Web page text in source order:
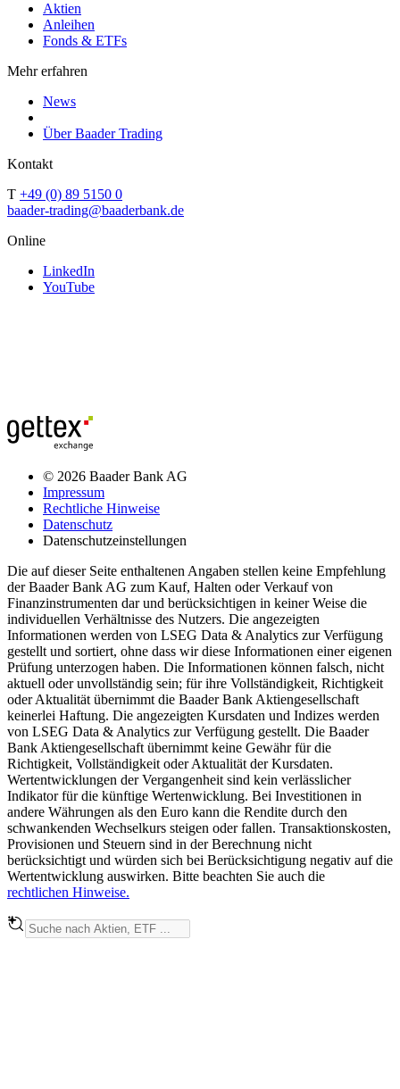
Aktien
Anleihen
Fonds & ETFs
Mehr erfahren
News
Über Baader Trading
Kontakt
T +49 (0) 89 5150 0
baader-trading@baaderbank.de
Online
LinkedIn
YouTube
© 2026 Baader Bank AG
Impressum
Rechtliche Hinweise
Datenschutz
Datenschutzeinstellungen
Die auf dieser Seite enthaltenen Angaben stellen keine Empfehlung
der Baader Bank AG zum Kauf, Halten oder Verkauf von
Finanzinstrumenten dar und berücksichtigen in keiner Weise die
individuellen Verhältnisse des Nutzers. Die angezeigten
Informationen werden von LSEG Data & Analytics zur Verfügung
gestellt und sortiert, ohne dass wir diese Informationen einer eigenen
Prüfung unterzogen haben. Die Informationen können falsch, nicht
aktuell oder unvollständig sein; für ihre Vollständigkeit, Richtigkeit
oder Aktualität übernimmt die Baader Bank Aktiengesellschaft
keinerlei Haftung. Die angezeigten Kursdaten und Indizes werden
von LSEG Data & Analytics zur Verfügung gestellt. Die Baader
Bank Aktiengesellschaft übernimmt keine Gewähr für die
Richtigkeit, Vollständigkeit oder Aktualität der Kursdaten.
Wertentwicklungen der Vergangenheit sind kein verlässlicher
Indikator für die künftige Wertenwicklung. Bei Investitionen in
andere Währungen als den Euro kann die Rendite durch den
schwankenden Wechselkurs steigen oder fallen. Transaktionskosten,
Provisionen und Steuern sind in der Berechnung nicht
berücksichtigt und würden sich bei Berücksichtigung negativ auf die
Wertentwicklung auswirken. Bitte beachten Sie auch die
rechtlichen Hinweise.